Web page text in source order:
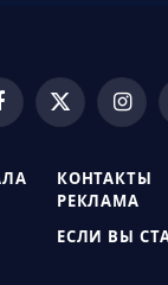
X
КОНТАКТЫ
РЕКЛАМА
ЕСЛИ ВЫ